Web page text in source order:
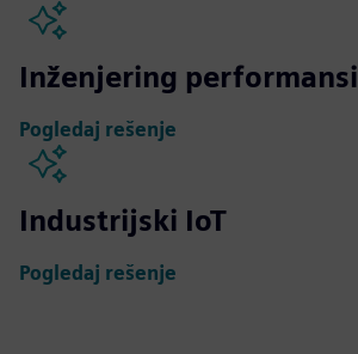
Inženjering performansi
Pogledaj rešenje
Industrijski IoT
Pogledaj rešenje